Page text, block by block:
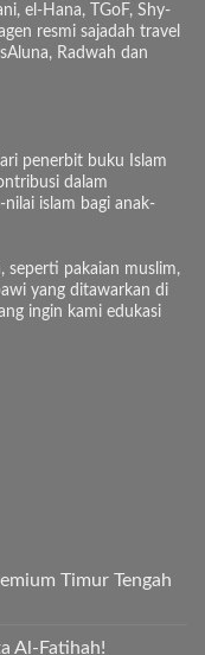
el-Hana, TGoF, Shy-
resmi sajadah travel
Radwah dan
penerbit buku Islam
dalam
islam bagi anak-
seperti pakaian muslim,
yang ditawarkan di
ingin kami edukasi
Timur Tengah
Al-Fatihah!